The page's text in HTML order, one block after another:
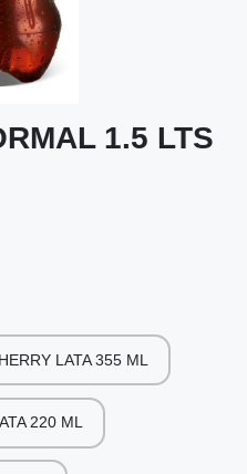
1.5 LTS
LATA 355 ML
220 ML